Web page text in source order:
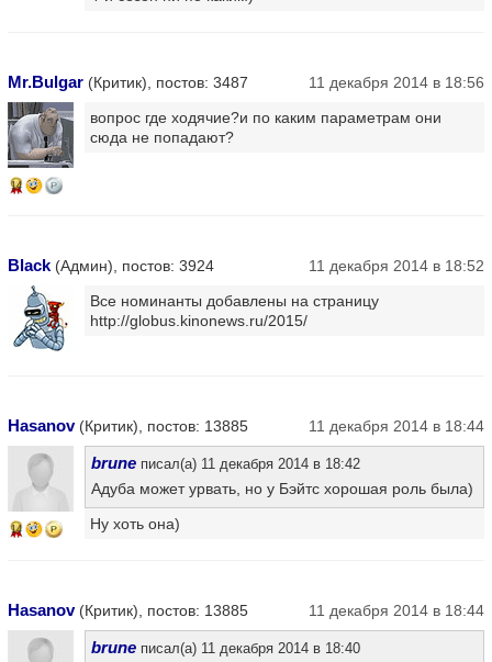
Mr.Bulgar (Критик), постов: 3487 11 декабря 2014 в 18:56
14
вопрос где ходячие?и по каким параметрам они
сюда не попадают?
Black (Админ), постов: 3924
11 декабря 2014 в 18:52
Все номинанты добавлены на страницу
http://globus.kinonews.ru/2015/
Hasanov(Критик), постов: 13885 11 декабря 2014 в 18:44
14
brune писал(а) 11 декабря 2014 в 18:42
Адуба может урвать, но у Бэйтс хорошая роль была)
Ну хоть она)
Hasanov(Критик), постов: 13885 11 декабря 2014 в 18:44
brune писал(а) 11 декабря 2014 в 18:40